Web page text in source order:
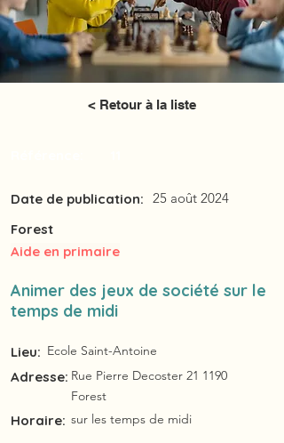
< Retour à la liste
Date de publication: 25 août 2024
Forest
Aide en primaire
Animer des jeux de société sur le
temps de midi
Lieu: Ecole Saint-Antoine
Adresse: Rue Pierre Decoster 21 1190
Forest
Horaire: sur les temps de midi